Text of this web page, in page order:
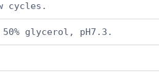
cycles.
glycerol, pH7.3.